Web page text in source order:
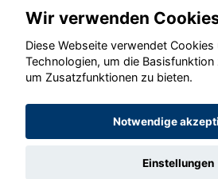
© konjunkturmotor.de
Wir verwenden
Diese Webseite verwendet Cookies
Technologien, um die
um Zusatzfunktionen zu bieten.
Notwendige
Einstellungen